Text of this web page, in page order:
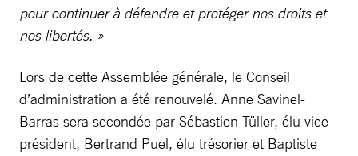
pour continuer à défendre et protéger nos droits et
nos libertés. »
Lors de cette Assemblée générale, le Conseil
d’administration a été renouvelé. Anne Savinel-
Barras sera secondée par Sébastien Tüller, élu vice-
président, Bertrand Puel, élu trésorier et Baptiste